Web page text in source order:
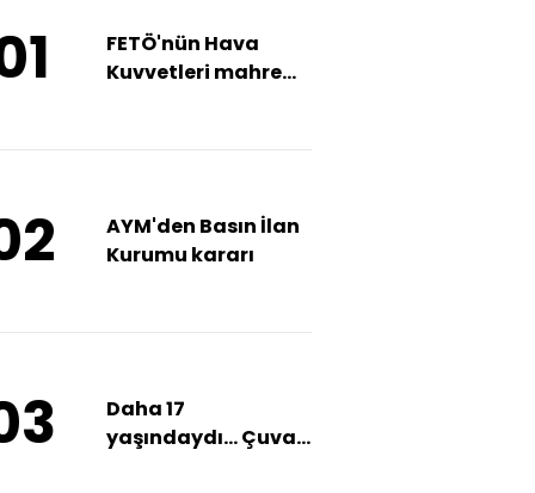
FETÖ'nün Hava
Kuvvetleri mahrem
AYM'den Basın İlan
Kurumu kararı
Daha 17
yaşındaydı... Çuval